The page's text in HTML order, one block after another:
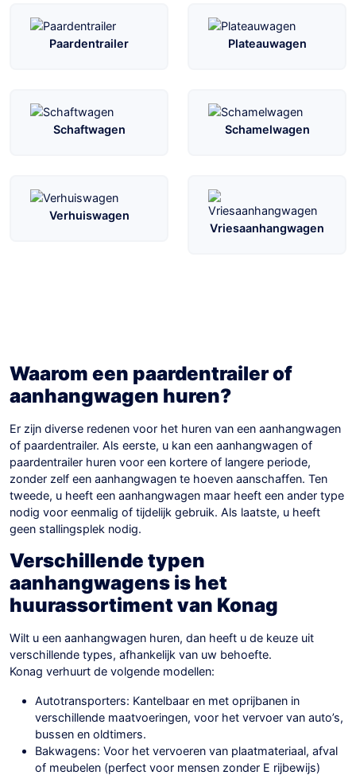
Paardentrailer Plateauwagen
Schaftwagen Schamelwagen
Verhuiswagen
Vriesaanhangwagen
Waarom een paardentrailer of
aanhangwagen huren?
Er zijn diverse redenen voor het huren van een aanhangwagen
of paardentrailer. Als eerste, u kan een aanhangwagen of
paardentrailer huren voor een kortere of langere periode,
zonder zelf een aanhangwagen te hoeven aanschaffen. Ten
tweede, u heeft een aanhangwagen maar heeft een ander type
nodig voor eenmalig of tijdelijk gebruik. Als laatste, u heeft
geen stallingsplek nodig.
Verschillende typen
aanhangwagens is het
huurassortiment van Konag
Wilt u een aanhangwagen huren, dan heeft u de keuze uit
verschillende types, afhankelijk van uw behoefte.
Konag verhuurt de volgende modellen:
Autotransporters: Kantelbaar en met oprijbanen in
verschillende maatvoeringen, voor het vervoer van auto’s,
bussen en oldtimers.
Bakwagens: Voor het vervoeren van plaatmateriaal, afval
of meubelen (perfect voor mensen zonder E rijbewijs)